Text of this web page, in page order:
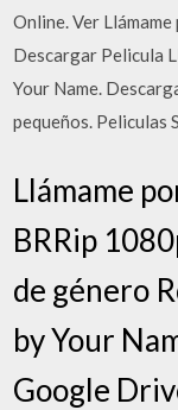
Online. Ver
Descargar Pelicula
Your Name.
pequeños. Peliculas
Llámame
BRRip
de género
by Your
Google